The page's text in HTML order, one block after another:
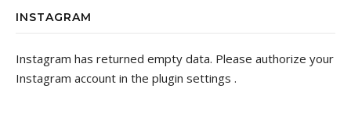
INSTAGRAM
Instagram has returned empty data. Please authorize your
Instagram account in the plugin settings .